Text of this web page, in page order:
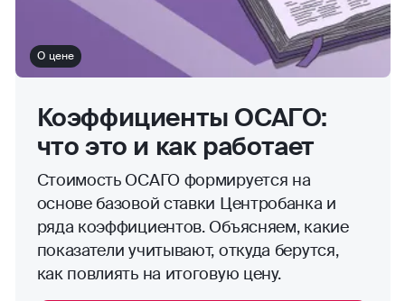
О цене
Коэффициенты ОСАГО:
что это и как работает
Стоимость ОСАГО формируется на
основе базовой ставки Центробанка и
ряда коэффициентов. Объясняем, какие
показатели учитывают, откуда берутся,
как повлиять на итоговую цену.